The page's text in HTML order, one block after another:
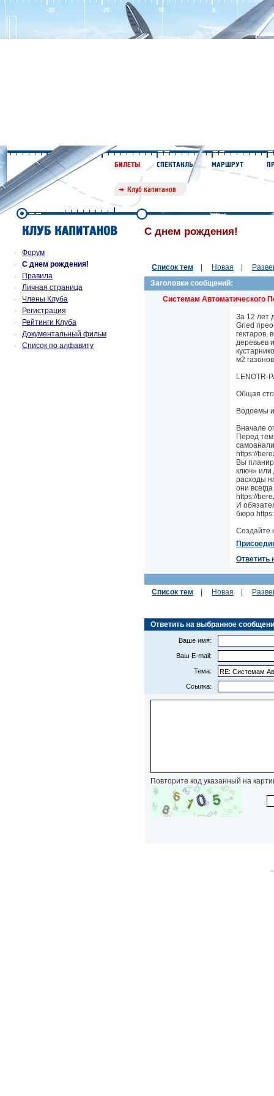
Форум
С днем рождения!
Правила
Личная страница
Члены Клуба
Регистрация
Рейтинги Клуба
Документальный фильм
Список по алфавиту
С днем рождения!
Список тем Новая
Заголовки сообщений:
Системам Автоматического
За 12 лет
Gried
гектаров,
деревьев
м2
LENOTR-
Общая
Водоемы
Вначале
Перед
https://
Вы
ключ» или
расходы
они
https://
И
бюро
Создайте
Ответить
Список тем Новая
Ответить на выбранное
Ваше имя:
Ваш E-mail:
Тема:
Ссылка:
Повторите код указанный на